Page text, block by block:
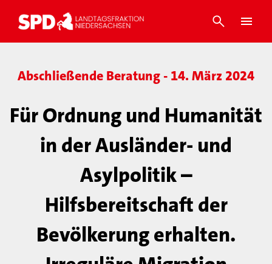
Abschließende Beratung - 14. März 2024
Für Ordnung und Humanität
in der Ausländer- und
Asylpolitik –
Hilfsbereitschaft der
Bevölkerung erhalten.